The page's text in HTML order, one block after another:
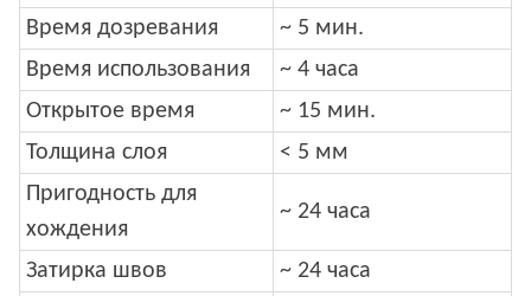
Время дозревания
~ 5 мин.
Время использования
~ 4 часа
Открытое время
~ 15 мин.
Толщина слоя
< 5 мм
Пригодность для
хождения
~ 24 часа
Затирка швов
~ 24 часа